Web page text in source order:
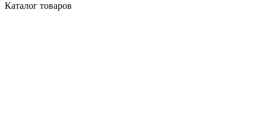
Каталог товаров